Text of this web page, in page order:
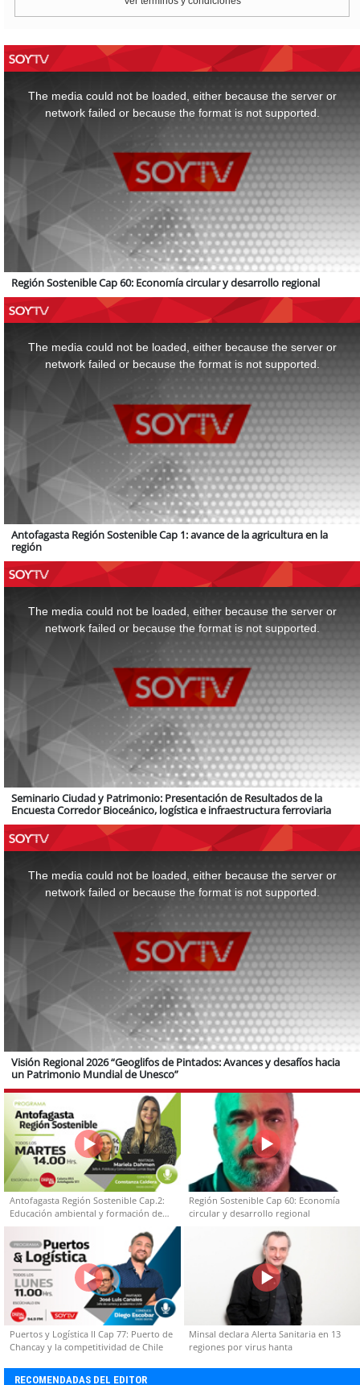
The media could not be loaded, either because the server or
network failed or because the format is not supported.
Región Sostenible Cap 60: Economía circular y desarrollo regional
The media could not be loaded, either because the server or
network failed or because the format is not supported.
Antofagasta Región Sostenible Cap 1: avance de la agricultura en la
región
The media could not be loaded, either because the server or
network failed or because the format is not supported.
Seminario Ciudad y Patrimonio: Presentación de Resultados de la
Encuesta Corredor Bioceánico, logística e infraestructura ferroviaria
The media could not be loaded, either because the server or
network failed or because the format is not supported.
Visión Regional 2026 “Geoglifos de Pintados: Avances y desafíos hacia
un Patrimonio Mundial de Unesco”
Antofagasta Región Sostenible Cap.2:
Educación ambiental y formación de
capacidades técnicas
Región Sostenible Cap 60: Economía
circular y desarrollo regional
Puertos y Logística II Cap 77: Puerto de
Chancay y la competitividad de Chile
Minsal declara Alerta Sanitaria en 13
regiones por virus hanta
RECOMENDADAS DEL EDITOR